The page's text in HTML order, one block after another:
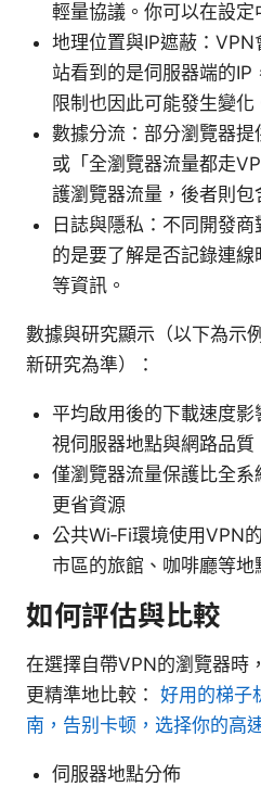
輕量協議。你可以在設定
地理位置與IP遮蔽：
站看到的是伺服器端的
限制也因此可能發生變化
數據分流：部分瀏覽器提
或「全瀏覽器流量都走
護瀏覽器流量，後者則包
日誌與隱私：不同開發
的是要了解是否記錄連
等資訊。
數據與研究顯示（以下為示
新研究為準）：
平均啟用後的下載速度影
視伺服器地點與網路品質
僅瀏覽器流量保護比全
更省資源
公共Wi‑Fi環境使用VPN
市區的旅館、咖啡廳等地
如何評估與比較
在選擇自帶VPN的瀏覽器時
更精準地比較： 好用的梯子
南，告别卡顿，选择你的高
伺服器地點分佈